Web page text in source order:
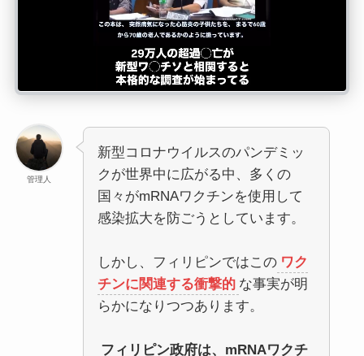
管理人
新型コロナウイルスのパンデミッ
クが世界中に広がる中、多くの
国々がmRNAワクチンを使用して
感染拡大を防ごうとしています。
しかし、フィリピンではこの ワク
チンに関連する衝撃的 な事実が明
らかになりつつあります。
フィリピン政府は、mRNAワクチ